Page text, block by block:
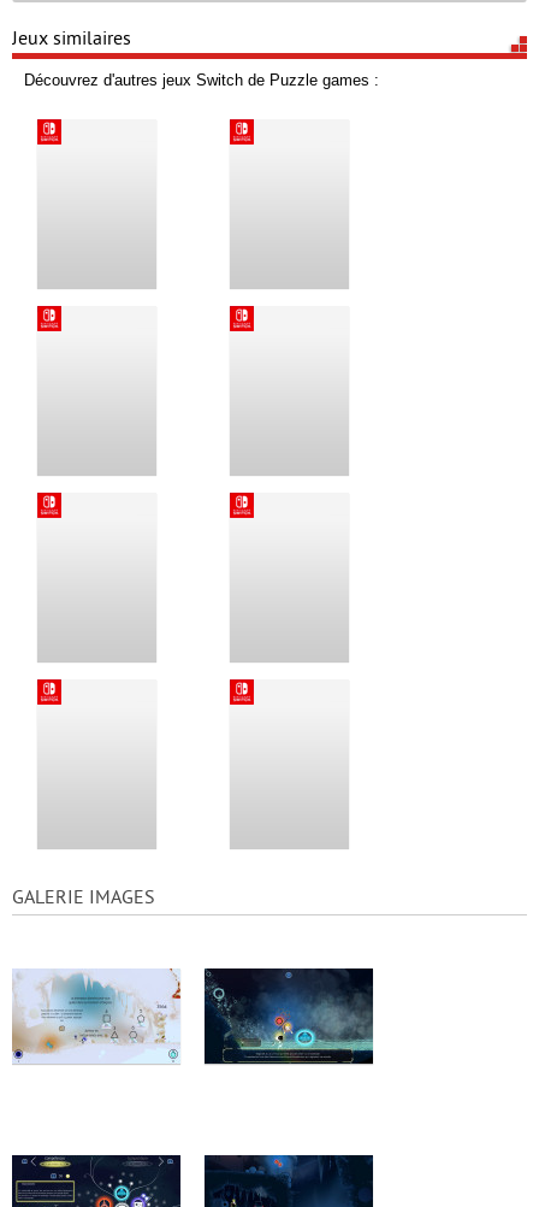
Jeux similaires
Découvrez d'autres jeux Switch de Puzzle games :
GALERIE IMAGES